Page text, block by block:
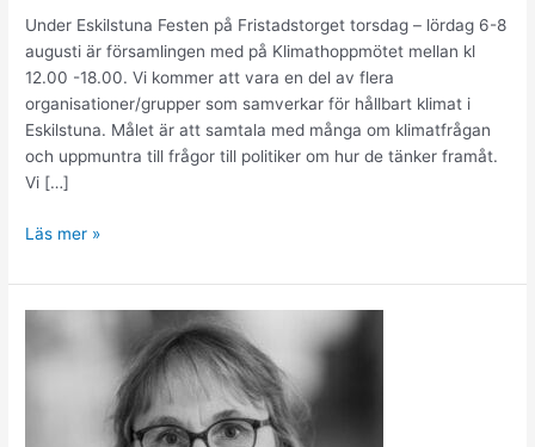
Under Eskilstuna Festen på Fristadstorget torsdag – lördag 6-8
augusti är församlingen med på Klimathoppmötet mellan kl
12.00 -18.00. Vi kommer att vara en del av flera
organisationer/grupper som samverkar för hållbart klimat i
Eskilstuna. Målet är att samtala med många om klimatfrågan
och uppmuntra till frågor till politiker om hur de tänker framåt.
Vi […]
Läs mer »
KlimatHoppMötet